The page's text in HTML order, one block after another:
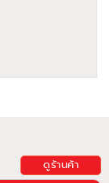
ดูร้านค้า